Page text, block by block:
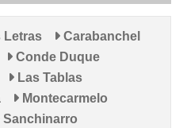
Letras
Carabanchel
Conde Duque
Las Tablas
Montecarmelo
Sanchinarro